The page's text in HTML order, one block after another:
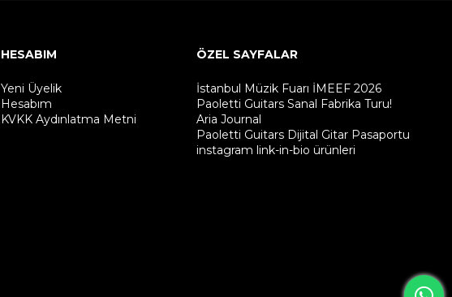
HESABIM
Yeni Üyelik
Hesabım
KVKK Aydınlatma Metni
ÖZEL SAYFALAR
İstanbul Müzik Fuarı İMEEF 2026
Paoletti Guitars Sanal Fabrika Turu!
Aria Journal
Paoletti Guitars Dijital Gitar Pasaportu
instagram link-in-bio ürünleri